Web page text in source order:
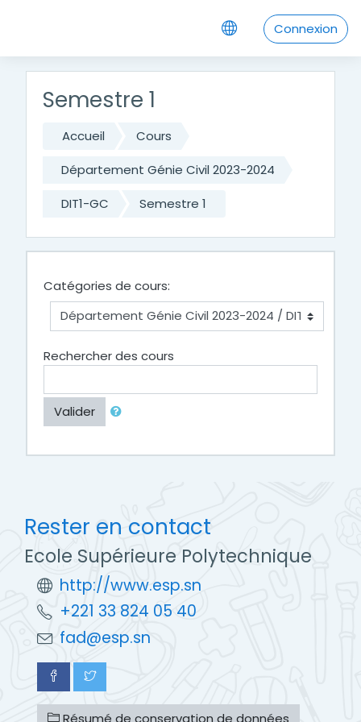
Connexion
Semestre 1
Accueil
Cours
Département Génie Civil 2023-2024
DIT1-GC
Semestre 1
Catégories de cours:
Rechercher des cours
Valider
Rester en contact
Ecole Supérieure Polytechnique
http://www.esp.sn
+221 33 824 05 40
fad@esp.sn
Résumé de conservation de données